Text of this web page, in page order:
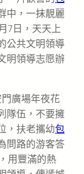
中，一抹靚麗
7日，天天上
公共文明領導
明領導志愿辦
門廣場年夜花
隊伍，不要擁
，扶老攜幼包
問路的游客答
用豐滿的熱